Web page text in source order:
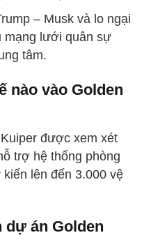
– Musk và lo ngại
mạng lưới quân sự
tâm.
nào vào Golden
được xem xét
trợ hệ thống phòng
lên đến 3.000 vệ
dự án Golden